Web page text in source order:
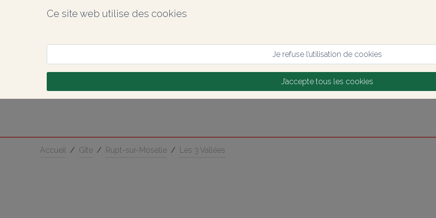
Ce site web utilise des cookies
Je refuse l’utilisation de cookies
J’accepte tous les cookies
Accueil / Gîte / Rupt-sur-Moselle / Les 3 Vallées